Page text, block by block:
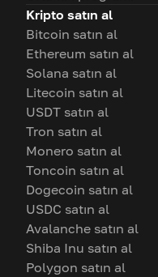
Kripto satın al
Bitcoin satın al
Ethereum satın al
Solana satın al
Litecoin satın al
USDT satın al
Tron satın al
Monero satın al
Toncoin satın al
Dogecoin satın al
USDC satın al
Avalanche satın al
Shiba Inu satın al
Polygon satın al